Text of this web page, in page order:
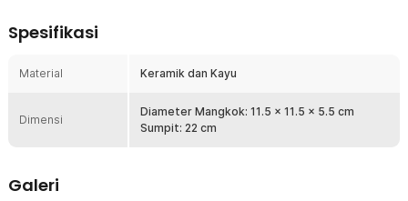
mangkok keramik terlihat cantik dan eye catching yang membuat
mangkok keramik ini sebagai dekorasi pada ruangan.
Setiap pembelian produk Tableware, Anda akan mendapat set
mangkok lengkap yang terdiri dari 4 mangkok keramik dan 4 set
pada keluarga kecil.
Spesifikasi
Material Keramik dan Kayu
Dimensi
Diameter Mangkok: 11.5 x 11.5 x 5.5 cm
Sumpit: 22 cm
Galeri